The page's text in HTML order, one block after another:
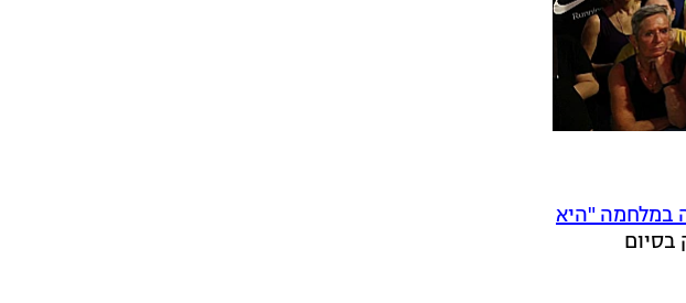
במלחמה "היא
בסיום